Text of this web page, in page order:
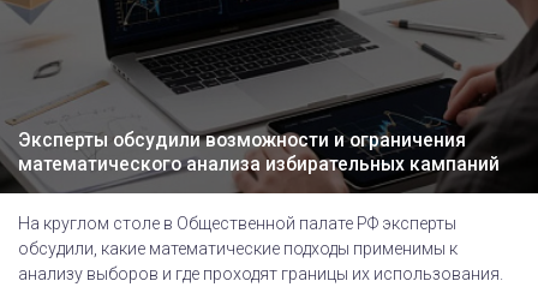
Эксперты обсудили возможности и ограничения
математического анализа избирательных кампаний
На круглом столе в Общественной палате РФ эксперты
обсудили, какие математические подходы применимы к
анализу выборов и где проходят границы их использования.